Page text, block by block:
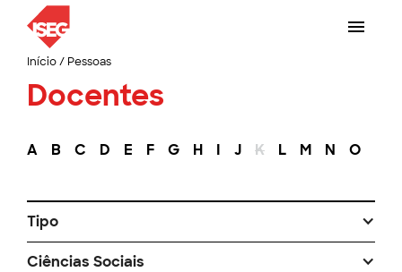
Início/ Pessoas
Docentes
A B C D E F G H I J K L M N O
Tipo
Ciências Sociais